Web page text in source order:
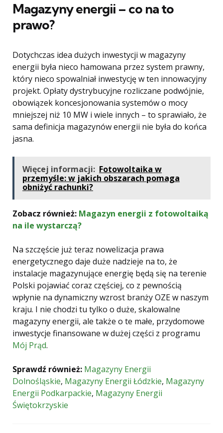
Magazyny energii – co na to
prawo?
Dotychczas idea dużych inwestycji w magazyny
energii była nieco hamowana przez system prawny,
który nieco spowalniał inwestycję w ten innowacyjny
projekt. Opłaty dystrybucyjne rozliczane podwójnie,
obowiązek koncesjonowania systemów o mocy
mniejszej niż 10 MW i wiele innych – to sprawiało, że
sama definicja magazynów energii nie była do końca
jasna.
Więcej informacji: Fotowoltaika w
przemyśle: w jakich obszarach pomaga
obniżyć rachunki?
Zobacz również: Magazyn energii z fotowoltaiką
na ile wystarczą?
Na szczęście już teraz nowelizacja prawa
energetycznego daje duże nadzieje na to, że
instalacje magazynujące energię będą się na terenie
Polski pojawiać coraz częściej, co z pewnością
wpłynie na dynamiczny wzrost branży OZE w naszym
kraju. I nie chodzi tu tylko o duże, skalowalne
magazyny energii, ale także o te małe, przydomowe
inwestycje finansowane w dużej części z programu
Mój Prąd.
Sprawdź również: Magazyny Energii
Dolnośląskie, Magazyny Energii Łódzkie, Magazyny
Energii Podkarpackie, Magazyny Energii
Świętokrzyskie